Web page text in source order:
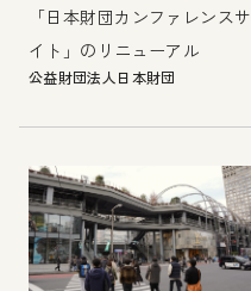
「日本財団カンファレンスサ
イト」のリニューアル
公益財団法人日本財団